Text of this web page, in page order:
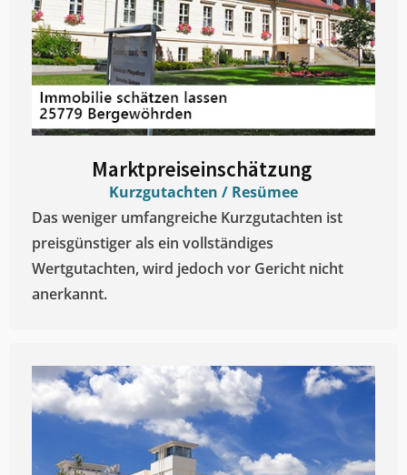
Marktpreiseinschätzung ​
Kurzgutachten / Resümee
Das weniger umfangreiche Kurzgutachten ist
preisgünstiger als ein vollständiges
Wertgutachten, wird jedoch vor Gericht nicht
anerkannt.